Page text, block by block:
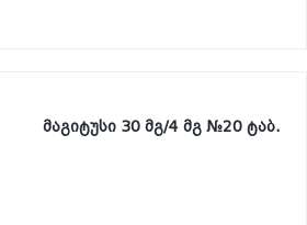
მაგიტუსი 30 მგ/4 მგ №20 ტაბ.